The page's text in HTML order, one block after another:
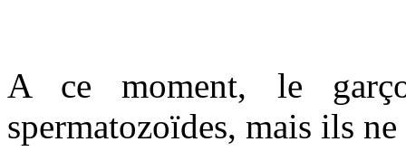
A ce moment, le
spermatozoïdes, mais ils